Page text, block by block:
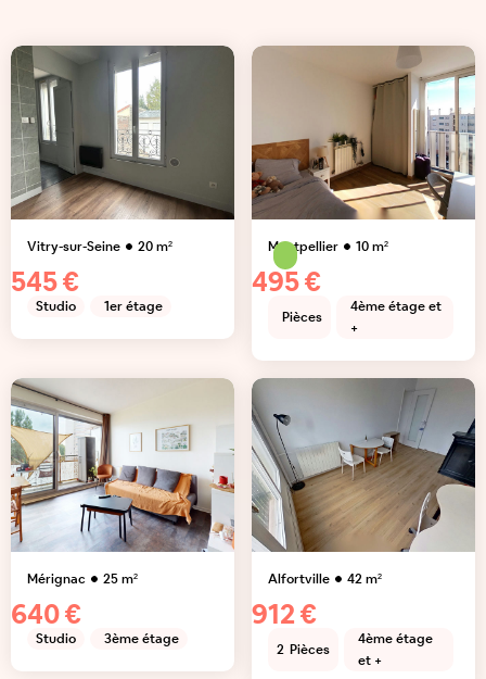
Vitry-sur-Seine 20m²
545 €
Studio 1er étage
Montpellier 10m²
495 €
Pièces
4ème étage et
+
Mérignac 25m²
640 €
Studio 3ème étage
Alfortville 42m²
912 €
2 Pièces
4ème étage
et +